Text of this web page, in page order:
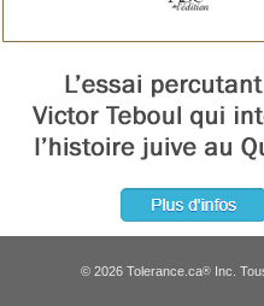
© 2026 Tolerance.ca®Inc.